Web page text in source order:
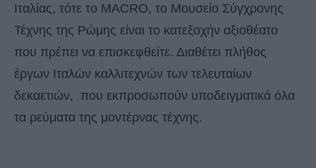
Ιταλίας, τότε το MACRO, το Μουσείο Σύγχρονης
Τέχνης της Ρώμης είναι το κατεξοχήν αξιοθέατο
που πρέπει να επισκεφθείτε. Διαθέτει πλήθος
έργων Ιταλών καλλιτεχνών των τελευταίων
δεκαετιών, που εκπροσωπούν υποδειγματικά όλα
τα ρεύματα της μοντέρνας τέχνης.